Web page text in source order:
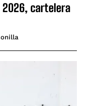
2026, cartelera